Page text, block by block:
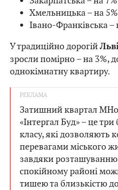
Хмельницька – на
Івано-Франківська –
У традиційно дорогій
зросли помірно – на 3%,
однокімнатну квартиру.
Затишний квартал
«Інтергал Буд» – це
класу, які дозволяють
перевагами міського
завдяки
спокійному районі
тишею та близькістю